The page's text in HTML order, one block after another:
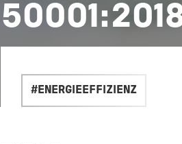
#ENERGIEEFFIZIENZ